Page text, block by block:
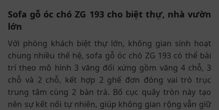
Sofa gỗ óc chó ZG 193 cho biệt thự, nhà vườn
lớn
Với phòng khách biệt thự lớn, không gian sinh hoạt
chung nhiều thế hệ, sofa gỗ óc chó ZG 193 có thể bài
trí theo mô hình 3 văng đối xứng gồm văng 4 chỗ, 3
chỗ và 2 chỗ, kết hợp 2 ghế đơn đóng vai trò trục
trung tâm cùng 2 bàn trà. Bố cục quây tròn này tạo
nên sự kết nối tự nhiên, giúp không gian rộng vẫn giữ